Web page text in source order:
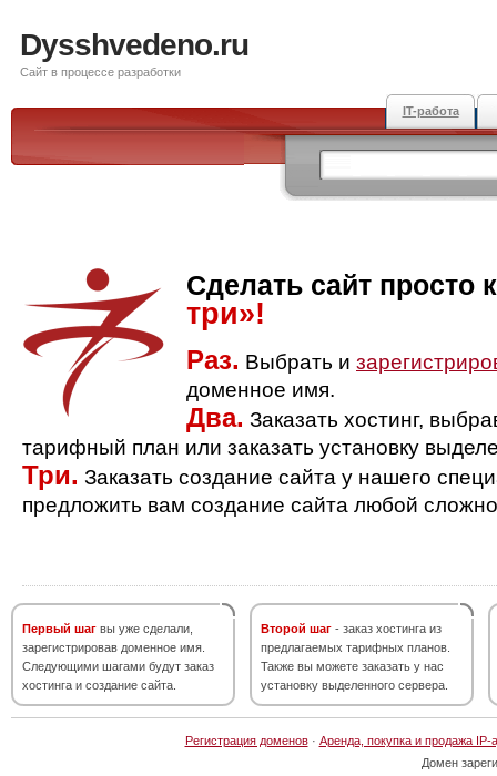
Dysshvedeno.ru
Сайт в процессе разработки
IT-работа
Сделать сайт просто
три»!
Раз. Выбрать и
доменное имя.
Два. Заказать хостинг,
тарифный план или заказать установку
Три. Заказать создание сайта у нашего
предложить вам создание сайта любой
Первый шаг вы уже сделали,
зарегистрировав доменное имя.
Следующими шагами будут заказ
хостинга и создание сайта.
Второй шаг - заказ хостинга из
предлагаемых тарифных планов.
Также вы можете заказать у нас
установку выделенного сервера.
Регистрация доменов· Аренда, покупка и продажа IP-
Домен